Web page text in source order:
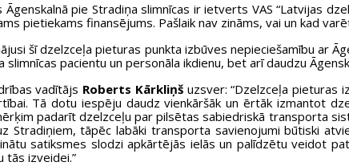
pie Stradiņa slimnīcas ir ietverts VAS “Latvijas
pietiekams finansējums. Pašlaik nav zināms, vai un kad
šī dzelzceļa pieturas punkta izbūves nepieciešamību ar
pacientu un personāla ikdienu, bet arī daudzu
vadītājs Roberts Kārkliņšuzsver: “Dzelzceļa pieturas
Tā dotu iespēju daudz vienkāršāk un ērtāk izmantot
padarīt dzelzceļu par pilsētas sabiedriskā transporta
Stradiņiem, tāpēc labāki transporta savienojumi būtiski
satiksmes slodzi apkārtējās ielās un palīdzētu veidot
tās izveidei.”